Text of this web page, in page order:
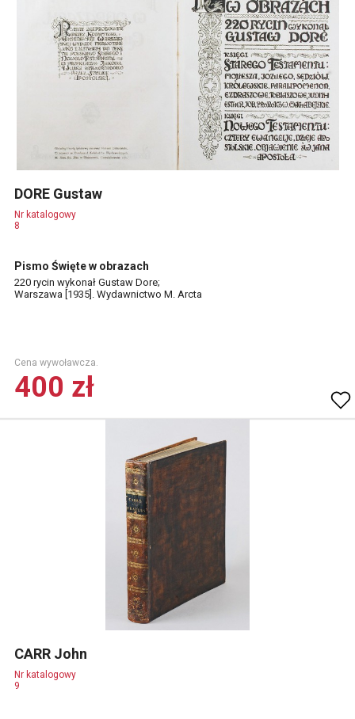
DORE Gustaw
Nr katalogowy
8
Pismo Święte w obrazach
220 rycin wykonał Gustaw Dore;
Warszawa [1935]. Wydawnictwo M. Arcta
Cena wywoławcza.
400 zł
CARR John
Nr katalogowy
9